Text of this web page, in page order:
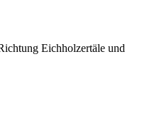
Eichholzertäle und